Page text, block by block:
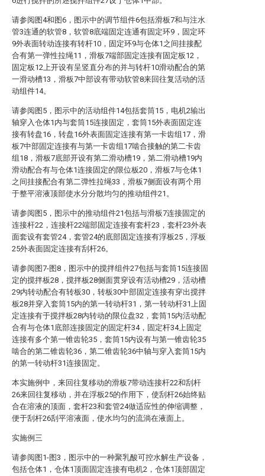
请参阅图4和图6，图示中的调节组件6包括滑板7和与注水
管3连通的软管8，软管8底端固定连通有固定环9，固定环
9外表面转动连接有转杆10，固定环9与仓体1之间挂接配
合有第一弹性拉绳11，滑板7端部固定连接有固定板12，
固定板12上开设有呈竖直分布的并与转杆10滑动配合的第
一滑动槽13，滑板7中部设有带动软管8来回往复活动的活
动组件14。
请参阅图5，图示中的活动组件14包括套筒15，电机2输出
轴穿入仓体1内与套筒15连接固定，套筒15外表面固定连
接有转盘16，转盘16外表面固定连接有第一卡齿组17，滑
板7中部固定连接有与第一卡齿组17啮合接触的第二卡齿
组18，滑板7底部开设有第二滑动槽19，第二滑动槽19内
滑动配合有与仓体1连接固定的限位板20，滑板7与仓体1
之间挂接配合有第二弹性拉绳33，滑板7侧面设有两个用
于整平溶液顶部使水分分散均匀的推动组件21。
请参阅图5，图示中的推动组件21包括与滑板7连接固定的
连接杆22，连接杆22端部固定连接有套杆23，套杆23外表
面套设有套管24，套管24的底部固定连接有浮板25，浮板
25外表面固定连接有刮杆26。
请参阅图7-图8，图示中的搅拌组件27包括与套筒15连接固
定的搅拌板28，搅拌板28侧面贯穿设有活动槽29，活动槽
29内转动配合有转板30，转板30中部固定连接有穿出搅拌
板28并穿入套筒15内的第一转动杆31，第一转动杆31上固
定连接有于搅拌板28内转动的限位盘32，套筒15内活动配
合有与仓体1底部连接固定的固定杆34，固定杆34上固定
连接有多个第一锥齿轮35，套筒15内设有与第一锥齿轮35
啮合的第二锥齿轮36，第二锥齿轮36中轴与穿入套筒15内
的第一转动杆31连接固定。
本实施例中，来回往复移动的滑板7带动连接杆22和刮杆
26来回往复移动，并在浮板25的作用下，使刮杆26始终贴
合在溶液的顶面，套杆23和套管24做适应性的伸缩调整，
便于刮杆26刮平溶液面，使水均匀的流淌在液面上。
实施例三
请参阅图1-图3，图示中的一种聚乳酸可控水解生产设备，
包括仓体1，仓体1顶面固定连接有电机2，仓体1顶部固定